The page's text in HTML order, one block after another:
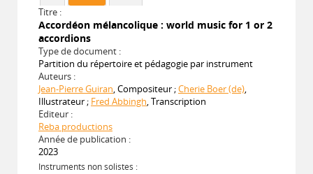
Titre :
Accordéon mélancolique : world music for 1 or 2
accordions
Type de document :
Partition du répertoire et pédagogie par instrument
Auteurs :
Jean-Pierre Guiran, Compositeur ;Cherie Boer (de),
Illustrateur ; Fred Abbingh, Transcription
Editeur :
Reba productions
Année de publication :
2023
Instruments non solistes :